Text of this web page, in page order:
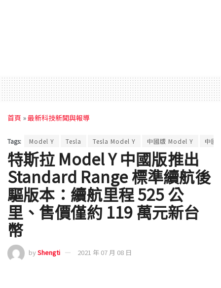
首頁 »最新科技新聞與報導
Tags: Model Y Tesla Tesla Model Y 中國版 Model Y 中國
特斯拉 Model Y 中國版推出
Standard Range 標準續航後
驅版本：續航里程 525 公
里、售價僅約 119 萬元新台
幣
byShengti 2021 年 07 月 08 日